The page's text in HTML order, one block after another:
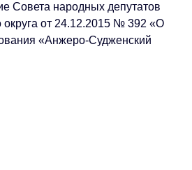
Совета народных депутатов
округа от 24.12.2015 № 392 «О
«Анжеро-Судженский